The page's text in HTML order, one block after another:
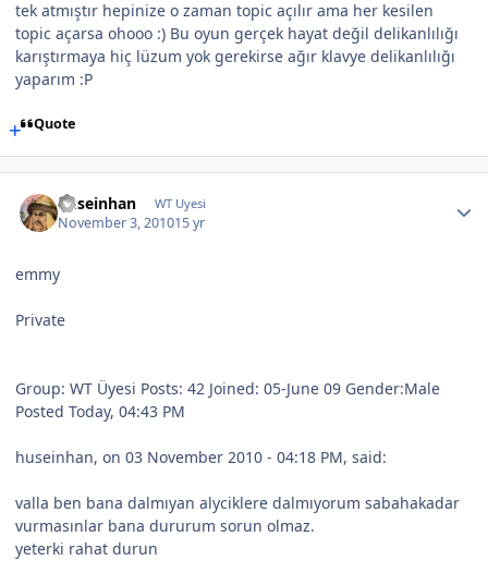
tek atmıştır hepinize o zaman topic açılır ama her kesilen
topic açarsa ohooo :) Bu oyun gerçek hayat değil delikanlılığı
karıştırmaya hiç lüzum yok gerekirse ağır klavye delikanlılığı
yaparım :P
Quote
huseinhan WT Uyesi
November 3, 201015 yr
emmy
Private
Group: WT Üyesi Posts: 42 Joined: 05-June 09 Gender:Male
Posted Today, 04:43 PM
huseinhan, on 03 November 2010 - 04:18 PM, said:
valla ben bana dalmıyan alyciklere dalmıyorum sabahakadar
vurmasınlar bana dururum sorun olmaz.
yeterki rahat durun